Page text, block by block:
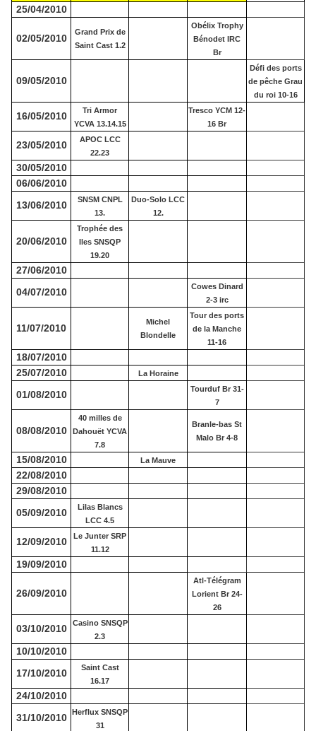
25/04/2010
02/05/2010
Grand Prix de
Saint Cast 1.2
Obélix Trophy
Bénodet IRC
Br
09/05/2010
Défi des ports
de pêche Grau
du roi 10-16
16/05/2010
Tri Armor
YCVA 13.14.15
Tresco YCM 12-
16 Br
23/05/2010
APOC LCC
22.23
30/05/2010
06/06/2010
13/06/2010
SNSM CNPL
13.
Duo-Solo LCC
12.
20/06/2010
Trophée des
Iles SNSQP
19.20
27/06/2010
04/07/2010
Cowes Dinard
2-3 irc
11/07/2010
Michel
Blondelle
Tour des ports
de la Manche
11-16
18/07/2010
25/07/2010
La Horaine
01/08/2010
Tourduf Br 31-
7
08/08/2010
40 milles de
Dahouët YCVA
7.8
Branle-bas St
Malo Br 4-8
15/08/2010 La Mauve
22/08/2010
29/08/2010
05/09/2010
Lilas Blancs
LCC 4.5
12/09/2010
Le Junter SRP
11.12
19/09/2010
26/09/2010
Atl-Télégram
Lorient Br 24-
26
03/10/2010
Casino SNSQP
2.3
10/10/2010
17/10/2010
Saint Cast
16.17
24/10/2010
31/10/2010
Herflux SNSQP
31